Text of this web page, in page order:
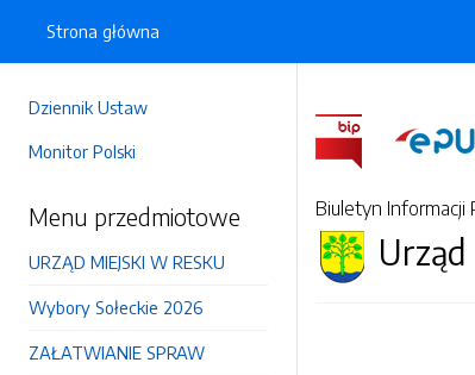
Dziennik Ustaw
Monitor Polski
Menu przedmiotowe
URZĄD MIEJSKI W RESKU
Wybory Sołeckie 2026
ZAŁATWIANIE SPRAW
Strona główna
Biuletyn Informacji